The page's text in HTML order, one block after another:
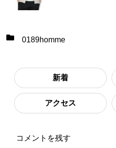
0189homme
新着
アクセス
コメントを残す